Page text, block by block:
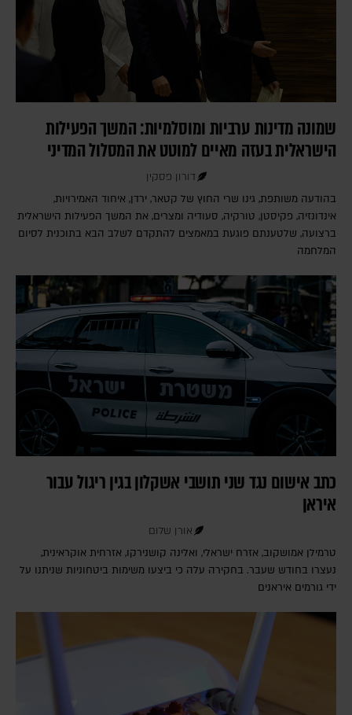
שמונה מדינות ערביות ומוסלמיות: המשך הפעילות
הישראלית בעזה מאיים למוטט את המסלול המדיני
דורון פסקין
בהודעה משותפת, גינו שרי החוץ של קטאר, ירדן, איחוד האמירויות,
אינדונזיה, פקיסטן, טורקיה, סעודיה ומצרים, את המשך הפעילות הישראלית
ברצועה, שלטענתם פוגעת במאמצים להתקדם לשלב הבא בתוכנית לסיום
המלחמה
כתב אישום נגד שני תושבי אשקלון בגין ריגול עבור
איראן
אורן שלום
טרמילן אמושקוב, אזרח ישראלי, ואלינה קושנירקו, אזרחית אוקראינית,
נעצרו בחודש שעבר. בחקירה עלה כי ביצעו משימות ביטחוניות שניתנו על
ידי גורמים איראנים